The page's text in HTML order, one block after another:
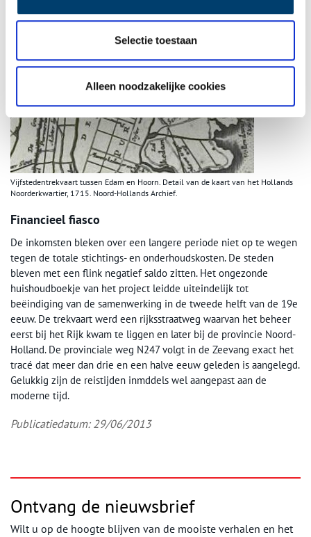
Selectie toestaan
Alleen noodzakelijke cookies
Vijfstedentrekvaart tussen Edam en Hoorn. Detail van de kaart van het Hollands
Noorderkwartier, 1715. Noord-Hollands Archief.
Financieel fiasco
De inkomsten bleken over een langere periode niet op te wegen
tegen de totale stichtings- en onderhoudskosten. De steden
bleven met een flink negatief saldo zitten. Het ongezonde
huishoudboekje van het project leidde uiteindelijk tot
beëindiging van de samenwerking in de tweede helft van de 19e
eeuw. De trekvaart werd een rijksstraatweg waarvan het beheer
eerst bij het Rijk kwam te liggen en later bij de provincie Noord-
Holland. De provinciale weg N247 volgt in de Zeevang exact het
tracé dat meer dan drie en een halve eeuw geleden is aangelegd.
Gelukkig zijn de reistijden inmddels wel aangepast aan de
moderne tijd.
Publicatiedatum: 29/06/2013
Ontvang de nieuwsbrief
Wilt u op de hoogte blijven van de mooiste verhalen en het